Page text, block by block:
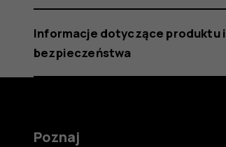
Informacje dotyczące produktu i
bezpieczeństwa
Poznaj